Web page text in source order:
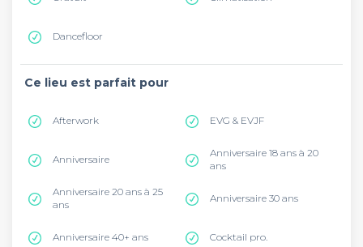
Dancefloor
Ce lieu est parfait pour
Afterwork EVG & EVJF
Anniversaire
Anniversaire 18 ans à 20
ans
Anniversaire 20 ans à 25
ans
Anniversaire 30 ans
Anniversaire 40+ ans Cocktail pro.